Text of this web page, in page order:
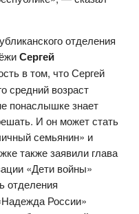
отделения
Сергей
в том, что Сергей
средний возраст
понаслышке знает
И он может стать
семьянин» и
также заявили глава
«Дети войны»
отделения
России»